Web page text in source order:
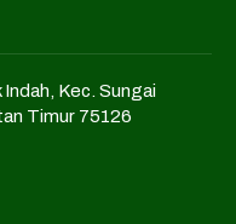
Kec. Sungai
Timur 75126